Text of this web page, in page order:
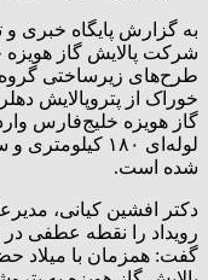
به گزارش پایگاه خبری و
شرکت پالایش گاز هویزه
طرح‌های زیرساختی
خوراک از پتروپالایش
گاز هویزه خلیج‌فارس
لوله‌ای ۱۸۰
شده است.
دکتر افشین کیانی،
رویداد را نقطه عطفی
گفت: همزمان با میلاد